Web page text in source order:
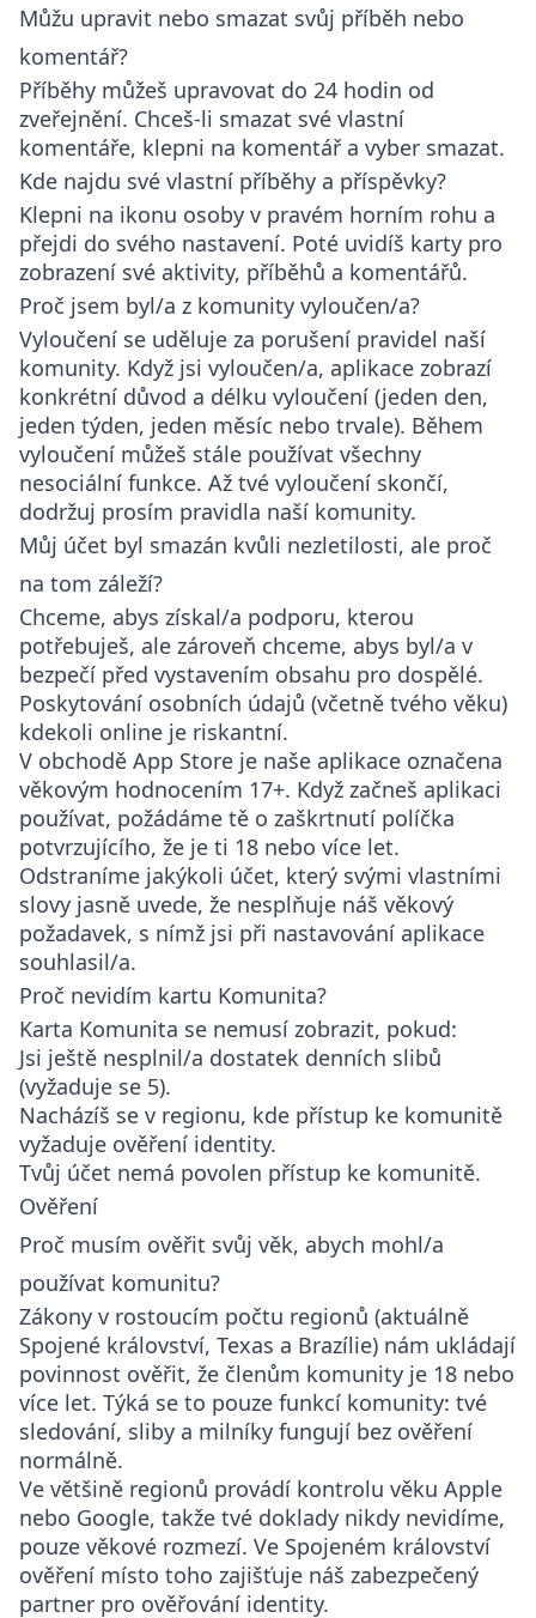
Můžu upravit nebo smazat svůj příběh nebo
komentář?
Příběhy můžeš upravovat do 24 hodin od
zveřejnění. Chceš-li smazat své vlastní
komentáře, klepni na komentář a vyber smazat.
Kde najdu své vlastní příběhy a příspěvky?
Klepni na ikonu osoby v pravém horním rohu a
přejdi do svého nastavení. Poté uvidíš karty pro
zobrazení své aktivity, příběhů a komentářů.
Proč jsem byl/a z komunity vyloučen/a?
Vyloučení se uděluje za porušení pravidel naší
komunity. Když jsi vyloučen/a, aplikace zobrazí
konkrétní důvod a délku vyloučení (jeden den,
jeden týden, jeden měsíc nebo trvale). Během
vyloučení můžeš stále používat všechny
nesociální funkce. Až tvé vyloučení skončí,
dodržuj prosím pravidla naší komunity.
Můj účet byl smazán kvůli nezletilosti, ale proč
na tom záleží?
Chceme, abys získal/a podporu, kterou
potřebuješ, ale zároveň chceme, abys byl/a v
bezpečí před vystavením obsahu pro dospělé.
Poskytování osobních údajů (včetně tvého věku)
kdekoli online je riskantní.
V obchodě App Store je naše aplikace označena
věkovým hodnocením 17+. Když začneš aplikaci
používat, požádáme tě o zaškrtnutí políčka
potvrzujícího, že je ti 18 nebo více let.
Odstraníme jakýkoli účet, který svými vlastními
slovy jasně uvede, že nesplňuje náš věkový
požadavek, s nímž jsi při nastavování aplikace
souhlasil/a.
Proč nevidím kartu Komunita?
Karta Komunita se nemusí zobrazit, pokud:
Jsi ještě nesplnil/a dostatek denních slibů
(vyžaduje se 5).
Nacházíš se v regionu, kde přístup ke komunitě
vyžaduje ověření identity.
Tvůj účet nemá povolen přístup ke komunitě.
Ověření
Proč musím ověřit svůj věk, abych mohl/a
používat komunitu?
Zákony v rostoucím počtu regionů (aktuálně
Spojené království, Texas a Brazílie) nám ukládají
povinnost ověřit, že členům komunity je 18 nebo
více let. Týká se to pouze funkcí komunity: tvé
sledování, sliby a milníky fungují bez ověření
normálně.
Ve většině regionů provádí kontrolu věku Apple
nebo Google, takže tvé doklady nikdy nevidíme,
pouze věkové rozmezí. Ve Spojeném království
ověření místo toho zajišťuje náš zabezpečený
partner pro ověřování identity.